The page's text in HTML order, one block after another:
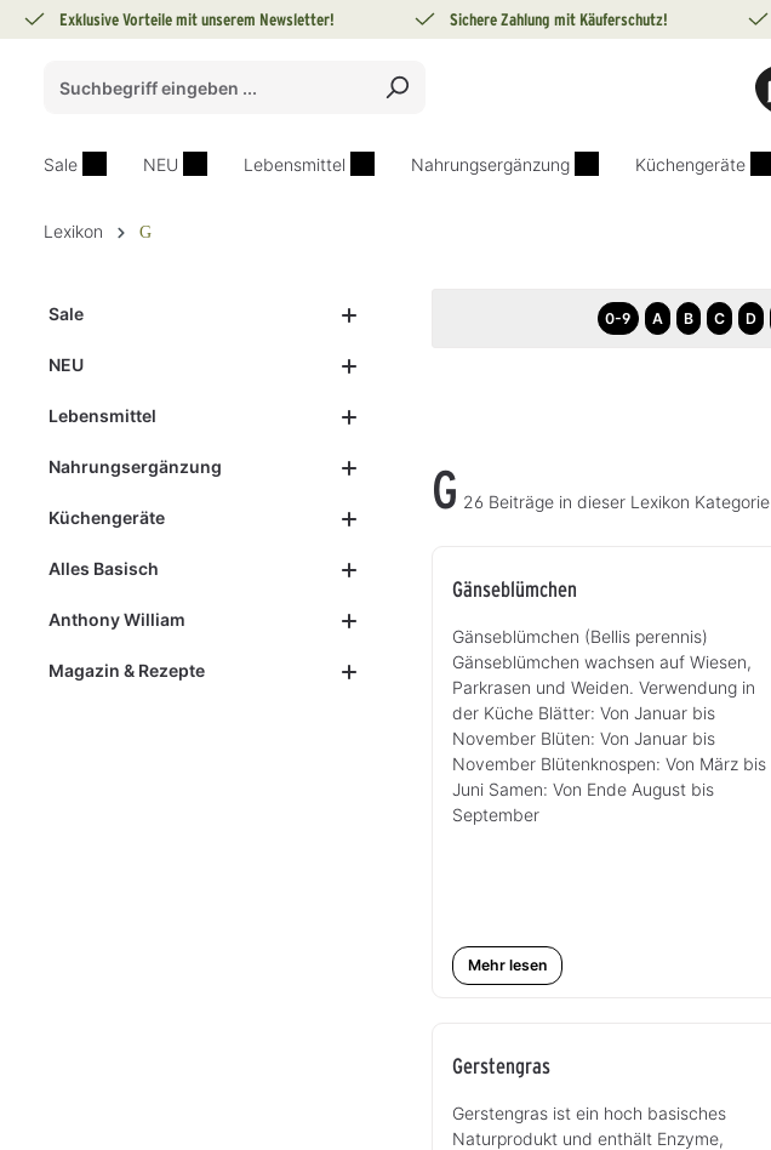
Zur Hauptnavigation springen
Exklusive Vorteile mit unserem Newsletter! Sichere Zahlung mit Käuferschutz!
Sale NEU Lebensmittel Nahrungsergänzung Küchengeräte
Lexikon G
Sale
NEU
Lebensmittel
Nahrungsergänzung
Küchengeräte
Alles Basisch
Anthony William
Magazin & Rezepte
0-9 A B C D
G 26 Beiträge in dieser Lexikon Kategorie
Gänseblümchen
Gänseblümchen (Bellis perennis)
Gänseblümchen wachsen auf Wiesen,
Parkrasen und Weiden. Verwendung in
der Küche Blätter: Von Januar bis
November Blüten: Von Januar bis
November Blütenknospen: Von März bis
Juni Samen: Von Ende August bis
September
Mehr lesen
Gerstengras
Gerstengras ist ein hoch basisches
Naturprodukt und enthält Enzyme,